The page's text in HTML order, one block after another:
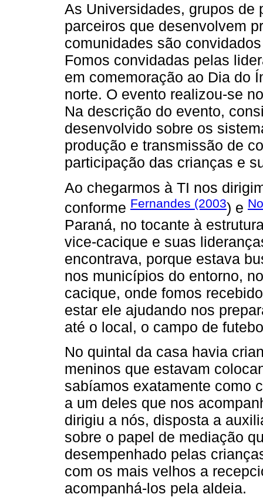
As Universidades, grupos de
parceiros que desenvolvem
comunidades são
Fomos convidadas pelas
em comemoração ao Dia do
norte. O evento realizou-se
Na descrição do evento,
desenvolvido sobre os
produção e transmissão de
participação das crianças e
Ao chegarmos à TI nos
conforme Fernandes (2003) e
Paraná, no tocante à
vice-cacique e suas
encontrava, porque estava
nos municípios do entorno,
cacique, onde fomos
estar ele ajudando nos
até o local, o campo de
No quintal da casa havia
meninos que estavam
sabíamos exatamente como
a um deles que nos
dirigiu a nós, disposta a
sobre o papel de mediação
desempenhado pelas
com os mais velhos a
acompanhá-los pela aldeia.